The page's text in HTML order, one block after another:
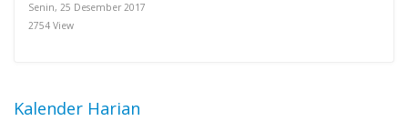
Senin, 25 Desember 2017
2754 View
Kalender Harian